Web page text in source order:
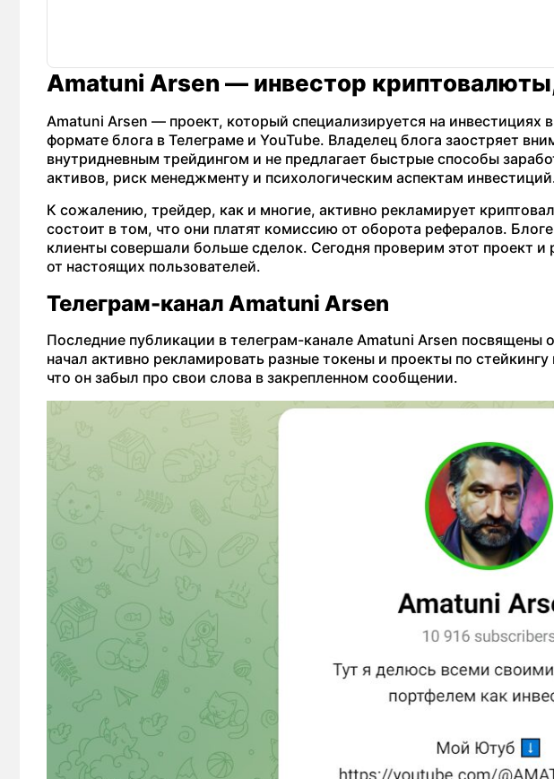
Amatuni Arsen — инвестор
Amatuni Arsen — проект, который специализируется на инвестициях
формате блога в Телеграме и YouTube. Владелец блога заостряет
внутридневным трейдингом и не предлагает быстрые способы
активов, риск менеджменту и психологическим аспектам
К сожалению, трейдер, как и многие, активно рекламирует
состоит в том, что они платят комиссию от оборота рефералов.
клиенты совершали больше сделок. Сегодня проверим этот проект
от настоящих пользователей.
Телеграм-канал Amatuni Arsen
Последние публикации в телеграм-канале Amatuni Arsen посвящены
начал активно рекламировать разные токены и проекты по
что он забыл про свои слова в закрепленном сообщении.